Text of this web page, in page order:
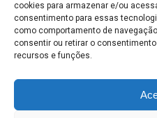
cookies para armazenar e/ou
consentimento para essas
como comportamento de
consentir ou retirar o
recursos e funções.
informativo, servindo como
interpretadas como